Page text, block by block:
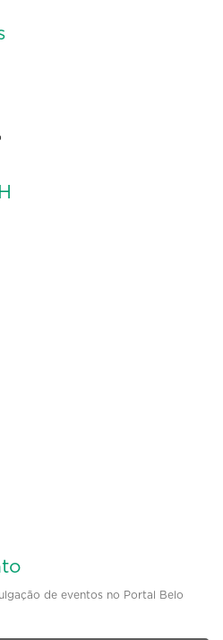
de eventos no Portal Belo